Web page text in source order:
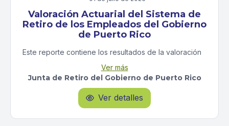
Valoración Actuarial del Sistema de
Retiro de los Empleados del Gobierno
de Puerto Rico
Este reporte contiene los resultados de la valoración
del Gobierno de Puerto Rico, un plan de pensión de
costos compartidos de múltiples patronos, al 30 de
junio de 2024.
Ver más
Junta de Retiro del Gobierno de Puerto Rico
 Ver detalles